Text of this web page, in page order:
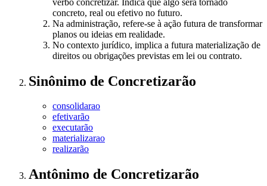
concreto, real ou efetivo no futuro.
Na administração, refere-se à ação futura de transformar
planos ou ideias em realidade.
No contexto jurídico, implica a futura materialização de
direitos ou obrigações previstas em lei ou contrato.
Sinônimo de Concretizarão
consolidarao
efetivarão
executarão
materializarao
realizarão
Antônimo de Concretizarão